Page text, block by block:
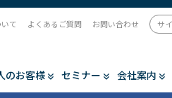
のお客様 セミナー 会社案内
て よくあるご質問
お問い合わせ